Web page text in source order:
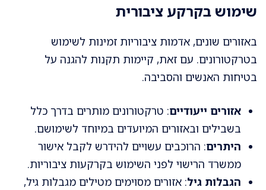
שימוש בקרקע ציבורית
באזורים שונים, אדמות ציבוריות זמינות לשימוש
בטרקטורונים. עם זאת, קיימות תקנות להגנה על
בטיחות האנשים והסביבה.
אזורים ייעודיים: טרקטורונים מותרים בדרך כלל
בשבילים ובאזורים המיועדים במיוחד לשימושם.
היתרים: הרוכבים עשויים להידרש לקבל אישור
ממשרד הרישוי לפני השימוש בקרקעות ציבוריות.
הגבלות גיל: אזורים מסוימים מטילים מגבלות גיל,